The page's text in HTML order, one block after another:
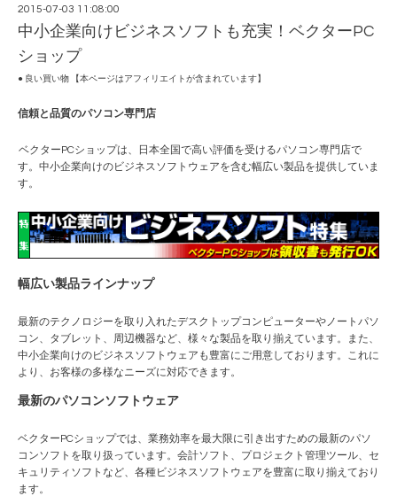
2015-07-03 11:08:00
中小企業向けビジネスソフトも充実！ベクターPC
ショップ
● 良い買い物 【本ページはアフィリエイトが含まれています】
信頼と品質のパソコン専門店
ベクターPCショップは、日本全国で高い評価を受けるパソコン専門店で
す。中小企業向けのビジネスソフトウェアを含む幅広い製品を提供していま
す。
幅広い製品ラインナップ
最新のテクノロジーを取り入れたデスクトップコンピューターやノートパソ
コン、タブレット、周辺機器など、様々な製品を取り揃えています。また、
中小企業向けのビジネスソフトウェアも豊富にご用意しております。これに
より、お客様の多様なニーズに対応できます。
最新のパソコンソフトウェア
ベクターPCショップでは、業務効率を最大限に引き出すための最新のパソ
コンソフトを取り扱っています。会計ソフト、プロジェクト管理ツール、セ
キュリティソフトなど、各種ビジネスソフトウェアを豊富に取り揃えており
ます。